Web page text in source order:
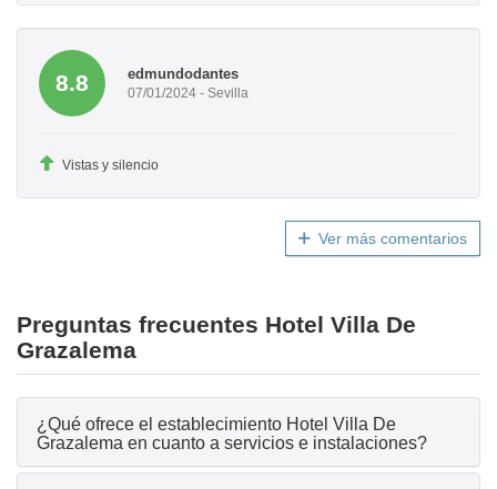
8.8 edmundodantes
07/01/2024 - Sevilla
Vistas y silencio
Ver más comentarios
Preguntas frecuentes Hotel Villa De
Grazalema
¿Qué ofrece el establecimiento Hotel Villa De
Grazalema en cuanto a servicios e instalaciones?